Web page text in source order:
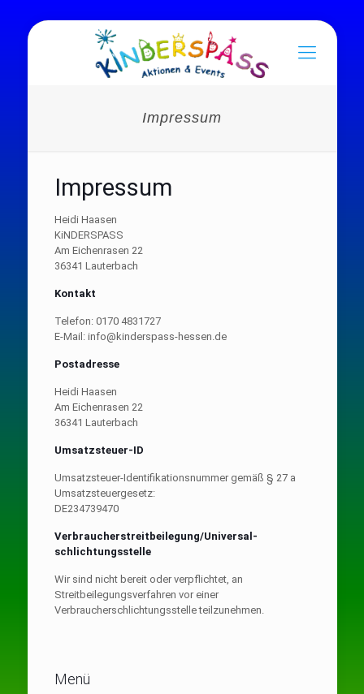
Impressum
Impressum
Heidi Haasen
KiNDERSPASS
Am Eichenrasen 22
36341 Lauterbach
Kontakt
Telefon: 0170 4831727
E-Mail: info@kinderspass-hessen.de
Postadresse
Heidi Haasen
Am Eichenrasen 22
36341 Lauterbach
Umsatzsteuer-ID
Umsatzsteuer-Identifikationsnummer gemäß § 27 a
Umsatzsteuergesetz:
DE234739470
Verbraucher­streit­beilegung/Universal­
schlichtungs­stelle
Wir sind nicht bereit oder verpflichtet, an
Streitbeilegungsverfahren vor einer
Verbraucherschlichtungsstelle teilzunehmen.
Menü